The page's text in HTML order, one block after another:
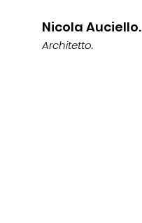
Nicola Auciello.
Architetto.